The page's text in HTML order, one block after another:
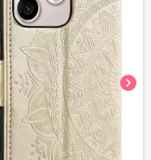
chevron_right